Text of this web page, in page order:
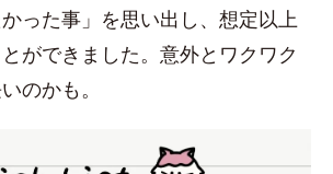
った事」を思い出し、想定以上
ができました。意外とワクワク
のかも。